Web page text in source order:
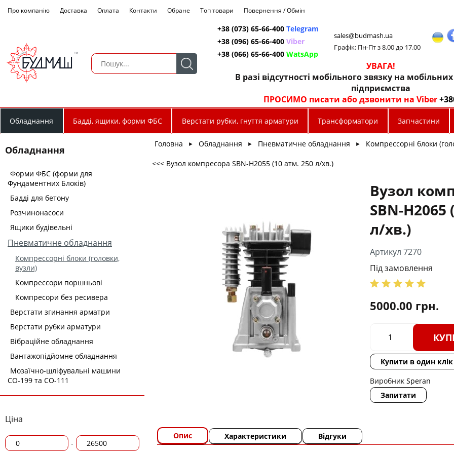
Про компанію Доставка Оплата Контакти Обране Топ товари Повернення / Обмін
+38 (073) 65-66-400 Telegram
+38 (096) 65-66-400 Viber
+38 (066) 65-66-400 WatsApp
sales@budmash.ua
Графік: Пн-Пт з 8.00 до 17.00
УВАГА!
В разі відсутності мобільного звязку на
підприємства
ПРОСИМО писати або дзвонити на Viber
Обладнання Бадді, ящики, форми ФБС Верстати рубки, гнуття арматури Трансформатори Запчастини
Обладнання
Форми ФБС (форми для
Фундаментних Блоків)
Бадді для бетону
Розчинонасоси
Ящики будівельні
Пневматичне обладнання
Компрессорні блоки (головки,
вузли)
Компрессори поршньові
Компресори без ресивера
Верстати згинання арматри
Верстати рубки арматури
Вібраційне обладнання
Вантажопідйомне обладнання
Мозаїчно-шліфувальні машини
СО-199 та СО-111
Ціна
-
Головна ► Обладнання ► Пневматичне обладнання ► Компрессорні блоки
<<< Вузол компресора SBN-Н2055 (10 атм. 250 л/хв.)
Вузол
SBN-Н2065
л/хв.)
Артикул 7270
Під замовлення
5000.00 грн.
Купити в один клік
Виробник Speran
Запитати
Опис Характеристики Відгуки